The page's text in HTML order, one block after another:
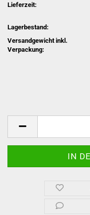
Lieferzeit:
Lagerbestand:
Versandgewicht inkl.
Verpackung: